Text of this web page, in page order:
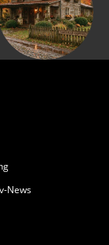
News